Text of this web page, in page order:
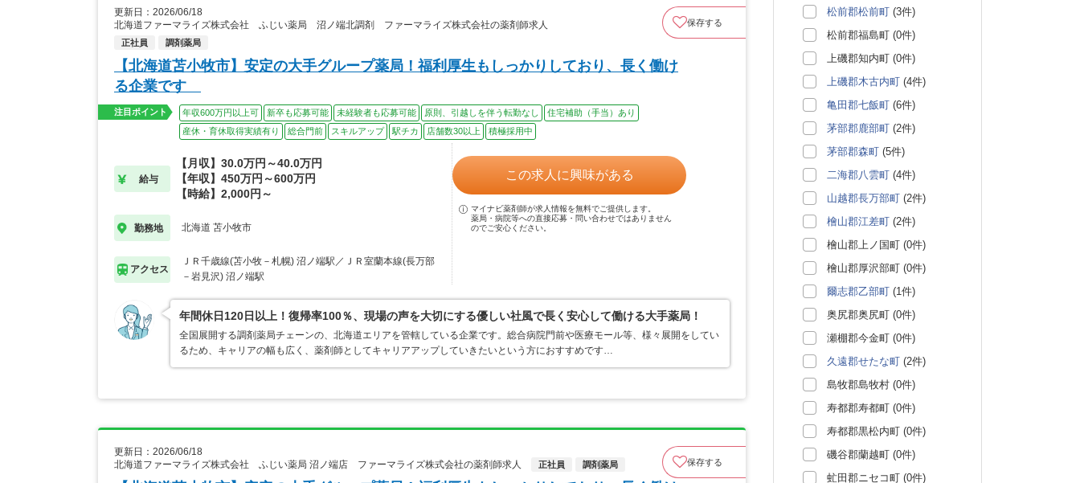
更新日：2026/06/18
北海道ファーマライズ株式会社 ふじい薬局 沼ノ端北調剤 ファーマライズ株式会社の薬剤師求人
正社員 調剤薬局
保存する
【北海道苫小牧市】安定の大手グループ薬局！福利厚生もしっかりしており、長く働け
る企業です
注目ポイント 年収600万円以上可 新卒も応募可能 未経験者も応募可能 原則、引越しを伴う転勤なし
住宅補助（手当）あり
産休・育休取得実績有り
総合門前 スキルアップ 駅チカ 店舗数30以上 積極採用中
給与
【月収】30.0万円～40.0万円
【年収】450万円～600万円
【時給】2,000円～
勤務地 北海道 苫小牧市
アクセス
ＪＲ千歳線(苫小牧－札幌) 沼ノ端駅／ＪＲ室蘭本線(長万部
－岩見沢) 沼ノ端駅
この求人に興味がある
マイナビ薬剤師が求人情報を無料でご提供します。
薬局・病院等への直接応募・問い合わせではありません
のでご安心ください。
年間休日120日以上！復帰率100％、現場の声を大切にする優しい社風で長く安心して働ける大手薬局！
全国展開する調剤薬局チェーンの、北海道エリアを管轄している企業です。総合病院門前や医療モール等、様々展開をしてい
るため、キャリアの幅も広く、薬剤師としてキャリアアップしていきたいという方におすすめです…
更新日：2026/06/18
北海道ファーマライズ株式会社 ふじい薬局 沼ノ端店 ファーマライズ株式会社の薬剤師求人
正社員 調剤薬局 保存する
松前郡松前町 (3件)
松前郡福島町 (0件)
上磯郡知内町 (0件)
上磯郡木古内町 (4件)
亀田郡七飯町 (6件)
茅部郡鹿部町 (2件)
茅部郡森町 (5件)
二海郡八雲町 (4件)
山越郡長万部町 (2件)
檜山郡江差町 (2件)
檜山郡上ノ国町 (0件)
檜山郡厚沢部町 (0件)
爾志郡乙部町 (1件)
奥尻郡奥尻町 (0件)
瀬棚郡今金町 (0件)
久遠郡せたな町 (2件)
島牧郡島牧村 (0件)
寿都郡寿都町 (0件)
寿都郡黒松内町 (0件)
磯谷郡蘭越町 (0件)
虻田郡ニセコ町 (0件)